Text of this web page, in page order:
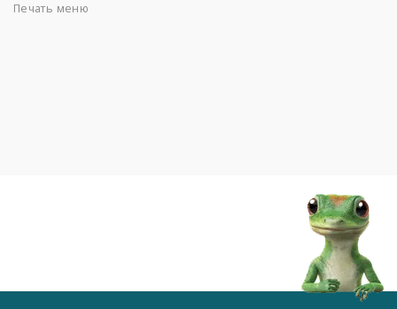
Печать меню